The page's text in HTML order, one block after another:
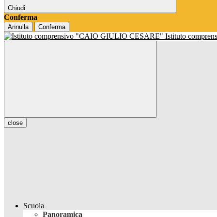
Chiudi
Conferma
Annulla Conferma
Istituto
close
Scuola
Panoramica